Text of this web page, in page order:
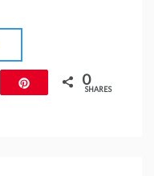
0
SHARES